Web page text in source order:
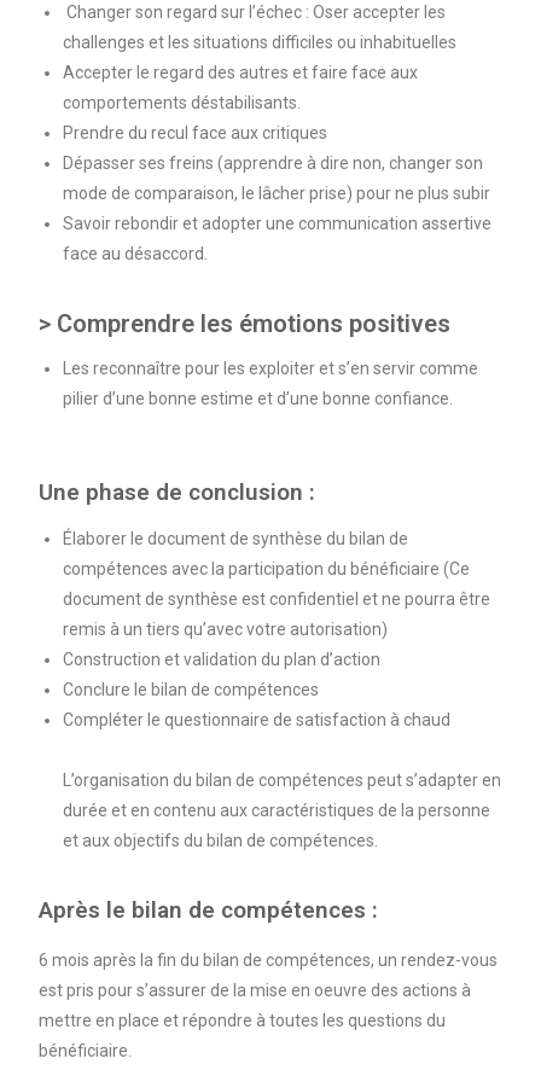
Changer son regard sur l’échec : Oser accepter les
challenges et les situations difficiles ou inhabituelles
Accepter le regard des autres et faire face aux
comportements déstabilisants.
Prendre du recul face aux critiques
Dépasser ses freins (apprendre à dire non, changer son
mode de comparaison, le lâcher prise) pour ne plus subir
Savoir rebondir et adopter une communication assertive
face au désaccord.
> Comprendre les émotions positives
Les reconnaître pour les exploiter et s’en servir comme
pilier d’une bonne estime et d’une bonne confiance.
Une phase de conclusion :
Élaborer le document de synthèse du bilan de
compétences avec la participation du bénéficiaire (Ce
document de synthèse est confidentiel et ne pourra être
remis à un tiers qu’avec votre autorisation)
Construction et validation du plan d’action
Conclure le bilan de compétences
Compléter le questionnaire de satisfaction à chaud
L’organisation du bilan de compétences peut s’adapter en
durée et en contenu aux caractéristiques de la personne
et aux objectifs du bilan de compétences.
Après le bilan de compétences :
6 mois après la fin du bilan de compétences, un rendez-vous
est pris pour s’assurer de la mise en oeuvre des actions à
mettre en place et répondre à toutes les questions du
bénéficiaire.